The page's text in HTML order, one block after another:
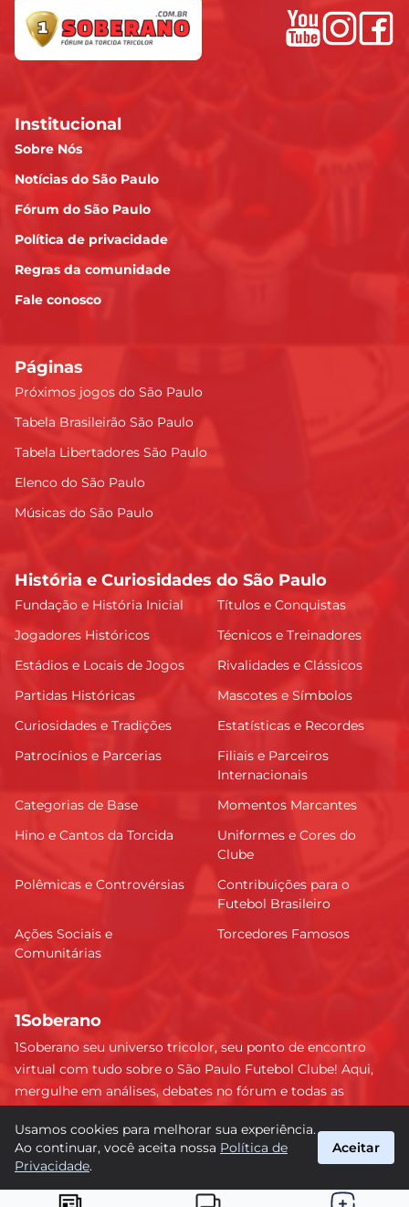
Institucional
Sobre Nós
Notícias do São Paulo
Fórum do São Paulo
Política de privacidade
Regras da comunidade
Fale conosco
Páginas
Próximos jogos do São Paulo
Tabela Brasileirão São Paulo
Tabela Libertadores São Paulo
Elenco do São Paulo
Músicas do São Paulo
História e Curiosidades do São Paulo
Fundação e História Inicial
Títulos e Conquistas
Jogadores Históricos
Técnicos e Treinadores
Estádios e Locais de Jogos
Rivalidades e Clássicos
Partidas Históricas
Mascotes e Símbolos
Curiosidades e Tradições
Estatísticas e Recordes
Patrocínios e Parcerias
Filiais e Parceiros
Internacionais
Categorias de Base
Momentos Marcantes
Hino e Cantos da Torcida
Uniformes e Cores do
Clube
Polêmicas e Controvérsias
Contribuições para o
Futebol Brasileiro
Ações Sociais e
Comunitárias
Torcedores Famosos
1Soberano
1Soberano seu universo tricolor, seu ponto de encontro
virtual com tudo sobre o São Paulo Futebol Clube! Aqui,
mergulhe em análises, debates no fórum e todas as
detalhe e faça parte dessa comunidade apaixonada pelo
tricolor paulista. #SPFC #SãoPaulo #1Soberano
Usamos cookies para melhorar sua experiência.
Ao continuar, você aceita nossa Política de
Privacidade.
Aceitar